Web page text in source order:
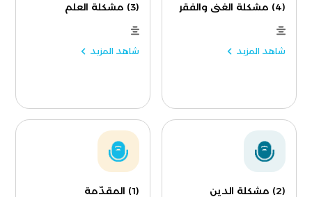
(4) مشكلة الغنى والفقر
شاهد المزيد
(3) مشكلة العلم
شاهد المزيد
(2) مشكلة الدين
(1) المقدّمة